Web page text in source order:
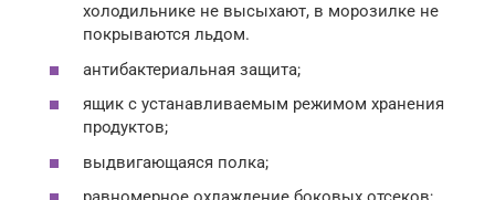
холодильнике не высыхают, в морозилке не
покрываются льдом.
антибактериальная защита;
ящик с устанавливаемым режимом хранения
продуктов;
выдвигающаяся полка;